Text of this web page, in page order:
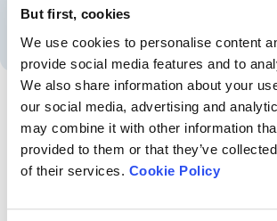
But first, cookies
We use cookies to personalise content
provide social media features and to
We also share information about your
our social media, advertising and
may combine it with other information
provided to them or that they’ve
of their services. Cookie Policy
dans diverses applications en raison de leurs
taux d'autodécharge. Avec l'augmentation
demande de batteries lithium-ion dans les
électriques, la production de batteries à plus
énergétique a attiré l'attention des fabricants
nécessité de stocker plus d'énergie.
La densité énergétique de l'anode peut être
Create an account
Recommended articles
Utilisation du BeNano 90 Zeta pour